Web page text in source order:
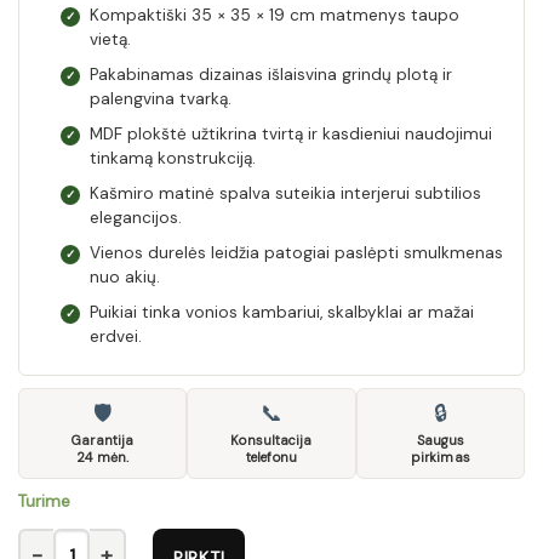
✓
Kompaktiški 35 × 35 × 19 cm matmenys taupo
vietą.
✓
Pakabinamas dizainas išlaisvina grindų plotą ir
palengvina tvarką.
✓
MDF plokštė užtikrina tvirtą ir kasdieniui naudojimui
tinkamą konstrukciją.
✓
Kašmiro matinė spalva suteikia interjerui subtilios
elegancijos.
✓
Vienos durelės leidžia patogiai paslėpti smulkmenas
nuo akių.
✓
Puikiai tinka vonios kambariui, skalbyklai ar mažai
erdvei.
🛡
Garantija
24 mėn.
📞
Konsultacija
telefonu
🔒
Saugus
pirkimas
Turime
produkto kiekis: Pakabinama spintelė Qubik 35x35 cm 1 durelės